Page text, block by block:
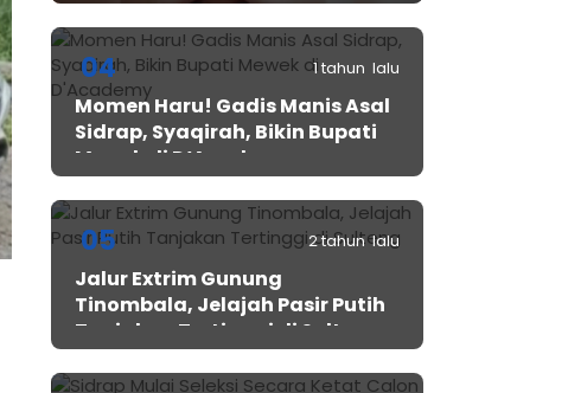
04 1 tahun lalu
Momen Haru! Gadis Manis Asal
Sidrap, Syaqirah, Bikin Bupati
Mewek di D’Academy​
05 2 tahun lalu
Jalur Extrim Gunung
Tinombala, Jelajah Pasir Putih
Tanjakan Tertinggi di Sulteng